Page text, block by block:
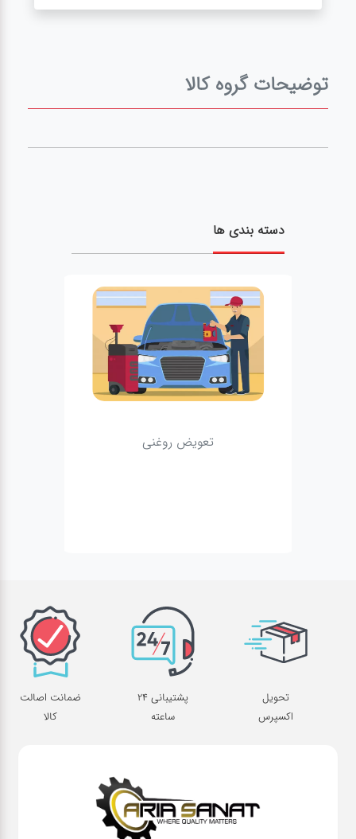
توضیحات گروه کالا
دسته بندی ها
تعویض روغنی
تحویل
اکسپرس
پشتیبانی 24
ساعته
ضمانت اصالت
کالا